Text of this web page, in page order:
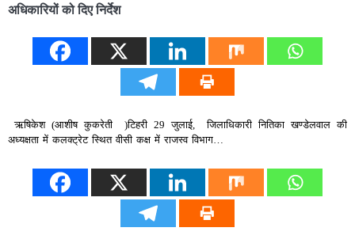
अधिकारियों को दिए निर्देश ‎
‎ ऋषिकेश (आशीष कुकरेती )टिहरी 29 जुलाई, जिलाधिकारी नितिका खण्डेलवाल की
अध्यक्षता में कलक्ट्रेट स्थित वीसी कक्ष में राजस्व विभाग…